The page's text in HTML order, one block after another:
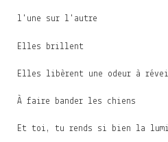
l'une sur l'autre
Elles brillent
Elles libèrent une odeur à
À faire bander les chiens
Et toi, tu rends si bien la